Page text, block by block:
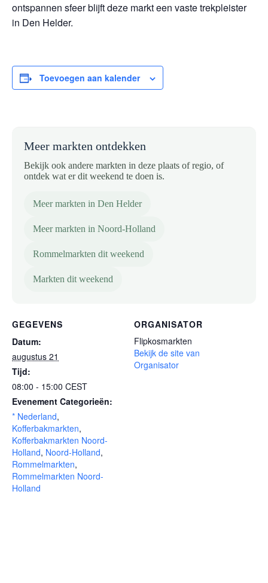
ontspannen sfeer blijft deze markt een vaste trekpleister
in Den Helder.
Toevoegen aan kalender
Meer markten ontdekken
Bekijk ook andere markten in deze plaats of regio, of
ontdek wat er dit weekend te doen is.
Meer markten in Den Helder
Meer markten in Noord-Holland
Rommelmarkten dit weekend
Markten dit weekend
GEGEVENS
Datum:
augustus 21
Tijd:
08:00 - 15:00 CEST
Evenement Categorieën:
* Nederland,
Kofferbakmarkten,
Kofferbakmarkten Noord-
Holland, Noord-Holland,
Rommelmarkten,
Rommelmarkten Noord-
Holland
ORGANISATOR
Flipkosmarkten
Bekijk de site van
Organisator